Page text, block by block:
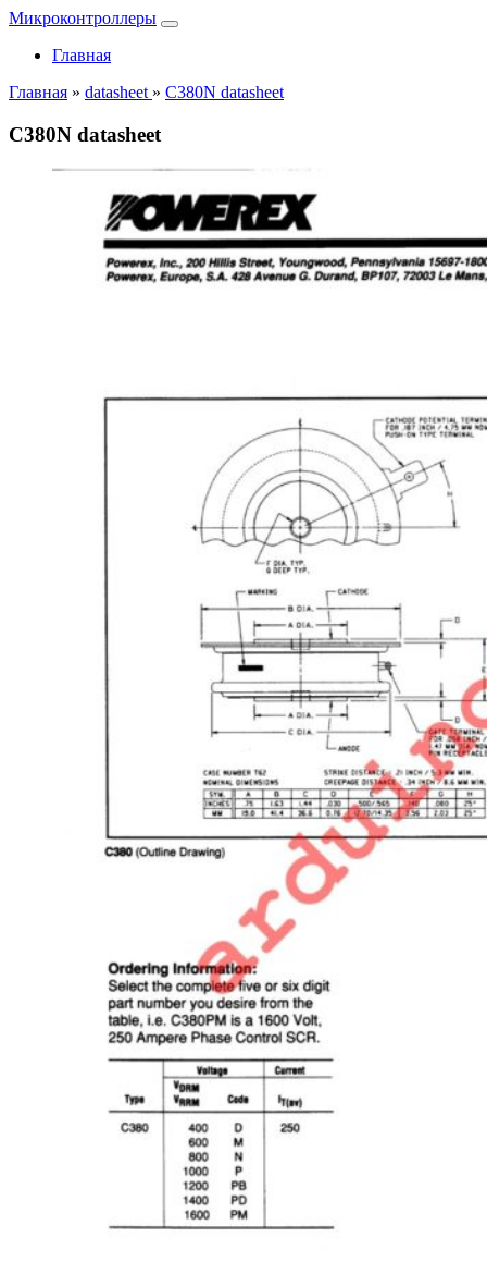
Микроконтроллеры
Главная
Главная » datasheet » C380N datasheet
C380N datasheet